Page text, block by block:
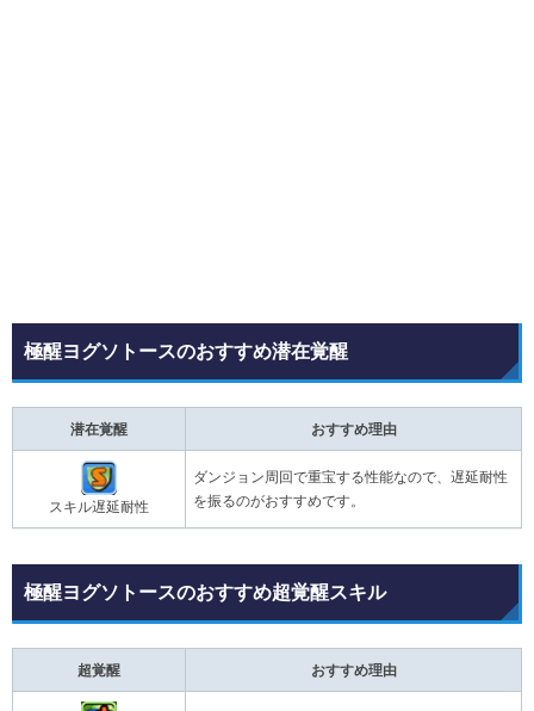
極醒ヨグソトースのおすすめ潜在覚醒
潜在覚醒 おすすめ理由
スキル遅延耐性
ダンジョン周回で重宝する性能なので、遅延耐性
を振るのがおすすめです。
極醒ヨグソトースのおすすめ超覚醒スキル
超覚醒 おすすめ理由